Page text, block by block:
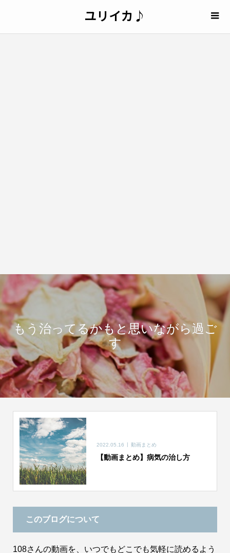
ユリイカ♪
もう治ってるかもと思いながら過ご
す
2022.05.16 動画まとめ
【動画まとめ】病気の治し方
このブログについて
108さんの動画を、いつでもどこでも気軽に読めるよう